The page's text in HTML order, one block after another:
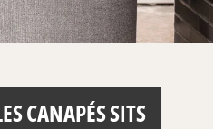
CANAPÉS SITS